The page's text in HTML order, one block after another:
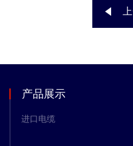
产品展示
进口电缆